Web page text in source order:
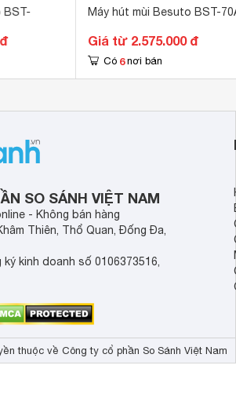
BST-
Máy hút mùi Besuto BST-
Giá từ 2.575.000 đ
Có 6 nơi bán
SO SÁNH VIỆT NAM
- Không bán hàng
Thiên, Thổ Quan, Đống Đa,
kinh doanh số 0106373516,
thuộc về Công ty cổ phần So Sánh Việt Nam